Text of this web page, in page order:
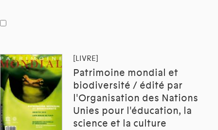
[LIVRE]
Patrimoine mondial et
biodiversité / édité par
l'Organisation des Nations
Unies pour l'éducation, la
science et la culture